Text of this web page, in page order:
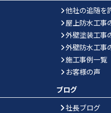
他社の追随を
屋上防水工事
外壁塗装工事
外壁防水工事
施工事例一覧
お客様の声
ブログ
社長ブログ